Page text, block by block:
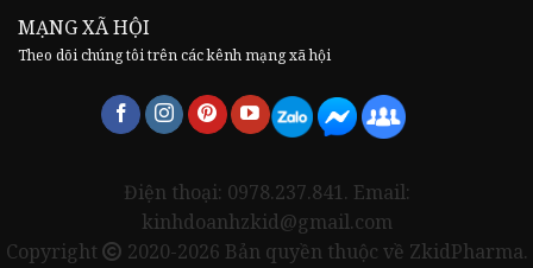
MẠNG XÃ HỘI
Theo dõi chúng tôi trên các kênh mạng xã hội
Điện thoại: 0978.237.841. Email:
kinhdoanhzkid@gmail.com
Copyright
2020-2026 Bản quyền thuộc về ZkidPharma.